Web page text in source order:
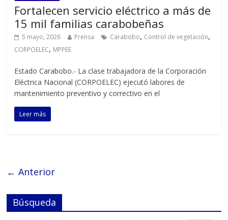
Fortalecen servicio eléctrico a más de
15 mil familias carabobeñas
5 mayo, 2026 Prensa Carabobo, Control de vegetación,
CORPOELEC, MPPEE
Estado Carabobo.- La clase trabajadora de la Corporación
Eléctrica Nacional (CORPOELEC) ejecutó labores de
mantenimiento preventivo y correctivo en el
Leer más
← Anterior
Búsqueda